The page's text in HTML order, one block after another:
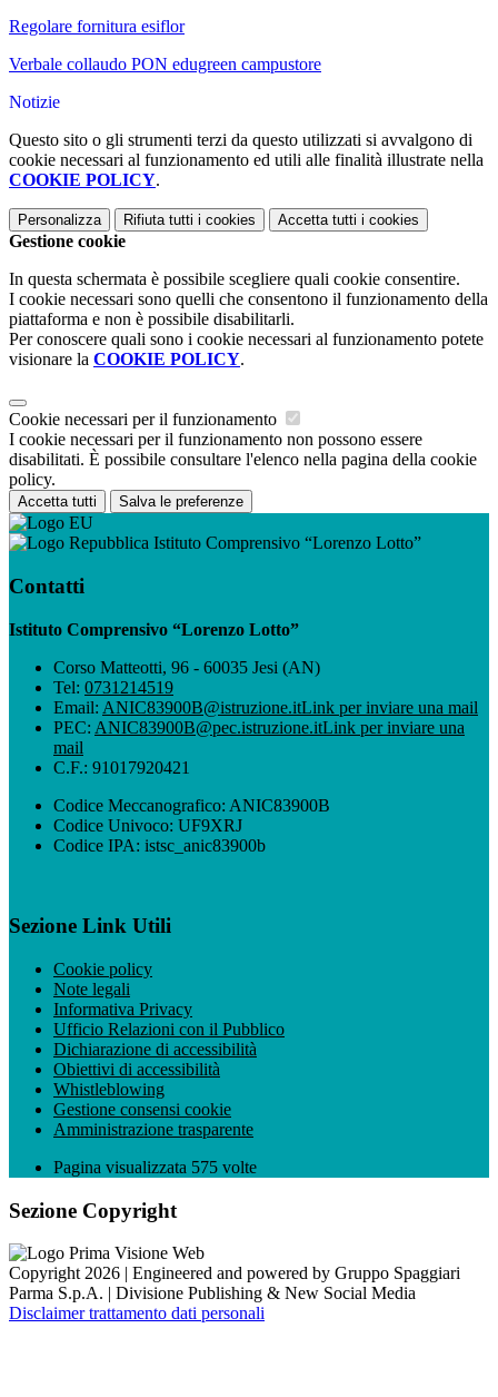
Regolare fornitura esiflor
Verbale collaudo PON edugreen campustore
Notizie
Questo sito o gli strumenti terzi da questo utilizzati si avvalgono di
cookie necessari al funzionamento ed utili alle finalità illustrate nella
COOKIE POLICY.
Personalizza Rifiuta tutti i cookies Accetta tutti i cookies
Gestione cookie
In questa schermata è possibile scegliere quali cookie consentire.
I cookie necessari sono quelli che consentono il funzionamento della
piattaforma e non è possibile disabilitarli.
Per conoscere quali sono i cookie necessari al funzionamento potete
visionare la COOKIE POLICY.
Cookie necessari per il funzionamento
I cookie necessari per il funzionamento non possono essere
disabilitati. È possibile consultare l'elenco nella pagina della cookie
policy.
Accetta tutti Salva le preferenze
Istituto Comprensivo “Lorenzo Lotto”
Contatti
Istituto Comprensivo “Lorenzo Lotto”
Corso Matteotti, 96 - 60035 Jesi (AN)
Tel: 0731214519
Email: ANIC83900B@istruzione.itLink per inviare una mail
PEC: ANIC83900B@pec.istruzione.itLink per inviare una
mail
C.F.: 91017920421
Codice Meccanografico: ANIC83900B
Codice Univoco: UF9XRJ
Codice IPA: istsc_anic83900b
Sezione Link Utili
Cookie policy
Note legali
Informativa Privacy
Ufficio Relazioni con il Pubblico
Dichiarazione di accessibilità
Obiettivi di accessibilità
Whistleblowing
Gestione consensi cookie
Amministrazione trasparente
Pagina visualizzata 575 volte
Sezione Copyright
Copyright 2026 | Engineered and powered by Gruppo Spaggiari
Parma S.p.A. | Divisione Publishing & New Social Media
Disclaimer trattamento dati personali